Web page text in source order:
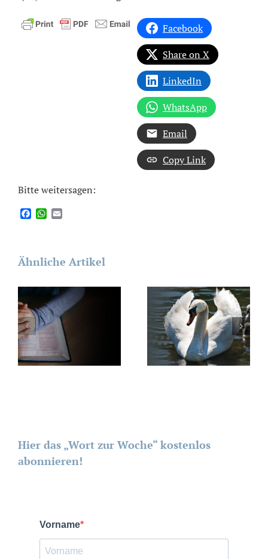
Facebook
Share on X
LinkedIn
WhatsApp
Email
Copy Link
Bitte weitersagen:
FacebookWhatsApp
Ähnliche Artikel
Hier das „Wort zur Woche“ kostenlos
abonnieren!